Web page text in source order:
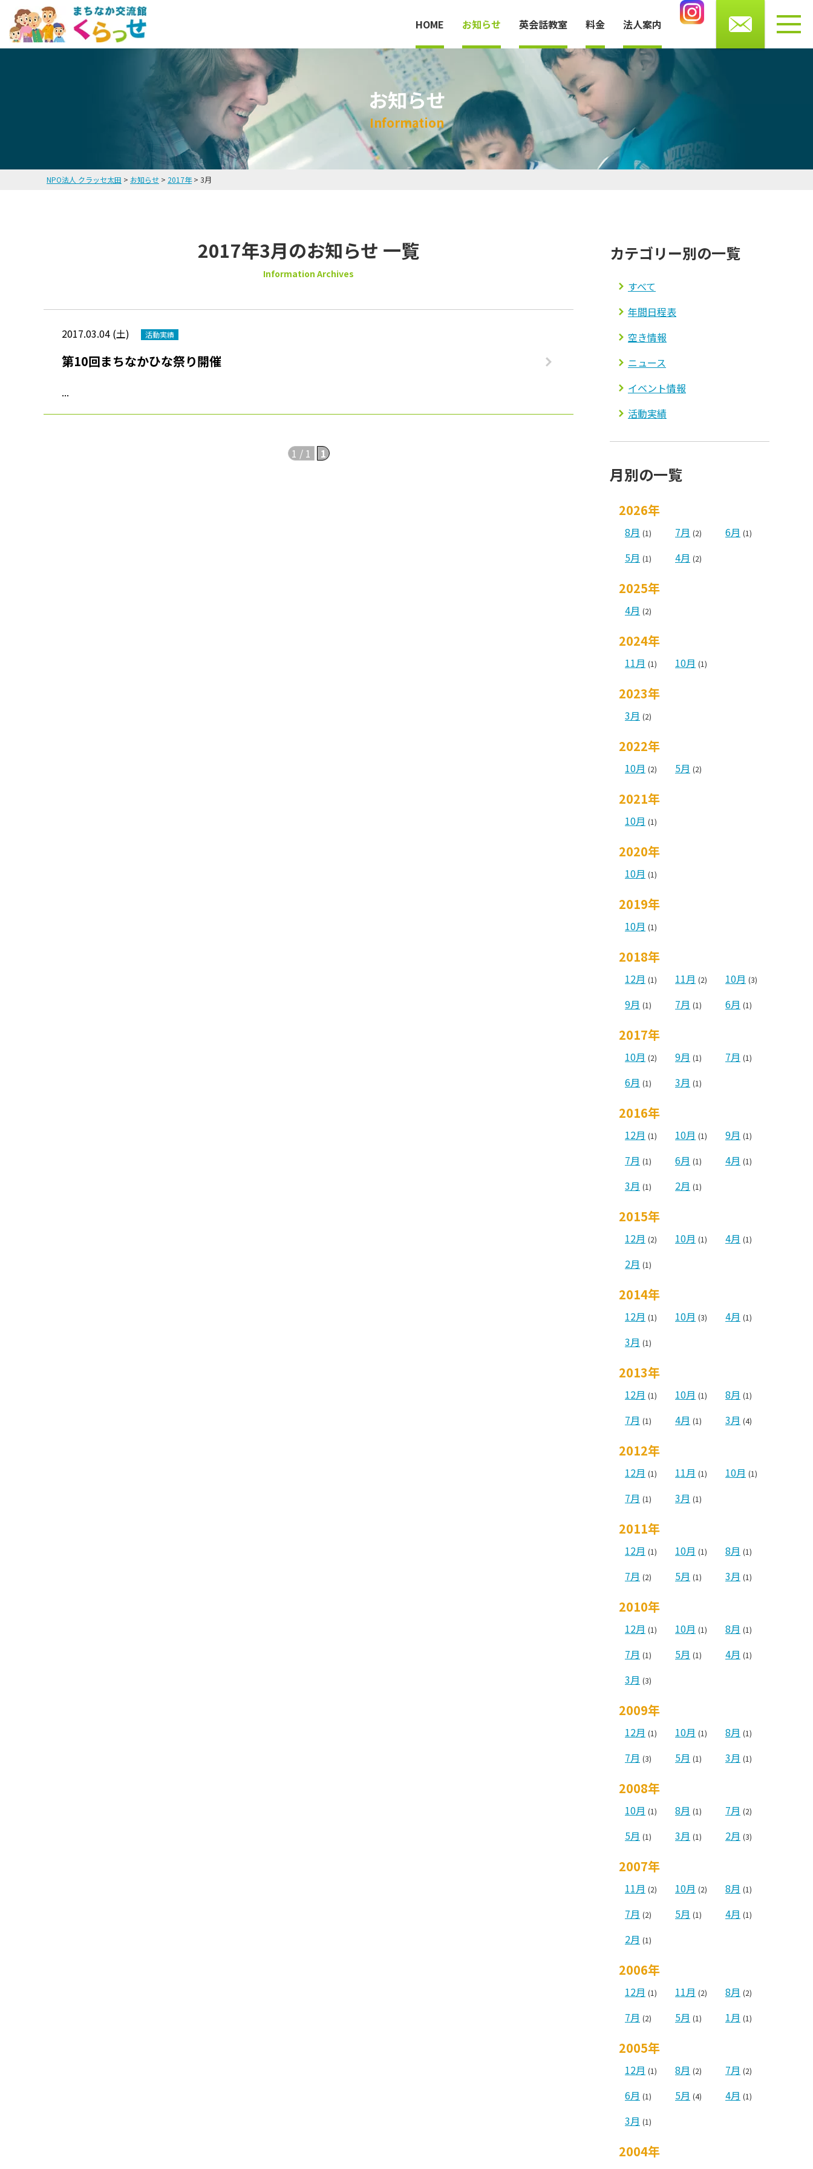
HOME お知らせ 英会話教室 料金 法人案内
0276-56-4433
HOME お知らせ
英会話教室 講師・スタッフ紹介
お知らせ
Information
NPO法人 クラッセ太田 > お知らせ > 2017年> 3月
2017年3月のお知らせ 一覧
Information Archives
2017.03.04 (土) 活動実績
第10回まちなかひな祭り開催
...
1 / 1 1
カテゴリー別の一覧
すべて
年間日程表
空き情報
ニュース
イベント情報
活動実績
月別の一覧
2026年
8月 (1) 7月 (2) 6月 (1)
5月 (1) 4月 (2)
2025年
4月 (2)
2024年
11月 (1) 10月 (1)
2023年
3月 (2)
2022年
10月 (2) 5月 (2)
2021年
10月 (1)
2020年
10月 (1)
2019年
10月 (1)
2018年
12月 (1) 11月 (2) 10月 (3)
9月 (1) 7月 (1) 6月 (1)
2017年
10月 (2) 9月 (1) 7月 (1)
6月 (1) 3月 (1)
2016年
12月 (1) 10月 (1) 9月 (1)
7月 (1) 6月 (1) 4月 (1)
3月 (1) 2月 (1)
2015年
12月 (2) 10月 (1) 4月 (1)
2月 (1)
2014年
12月 (1) 10月 (3) 4月 (1)
3月 (1)
2013年
12月 (1) 10月 (1) 8月 (1)
7月 (1) 4月 (1) 3月 (4)
2012年
12月 (1) 11月 (1) 10月 (1)
7月 (1) 3月 (1)
2011年
12月 (1) 10月 (1) 8月 (1)
7月 (2) 5月 (1) 3月 (1)
2010年
12月 (1) 10月 (1) 8月 (1)
7月 (1) 5月 (1) 4月 (1)
3月 (3)
2009年
12月 (1) 10月 (1) 8月 (1)
7月 (3) 5月 (1) 3月 (1)
2008年
10月 (1) 8月 (1) 7月 (2)
5月 (1) 3月 (1) 2月 (3)
2007年
11月 (2) 10月 (2) 8月 (1)
7月 (2) 5月 (1) 4月 (1)
2月 (1)
2006年
12月 (1) 11月 (2) 8月 (2)
7月 (2) 5月 (1) 1月 (1)
2005年
12月 (1) 8月 (2) 7月 (2)
6月 (1) 5月 (4) 4月 (1)
3月 (1)
2004年